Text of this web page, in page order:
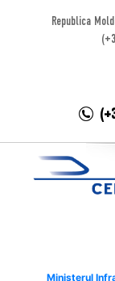
Republica
Ministerul